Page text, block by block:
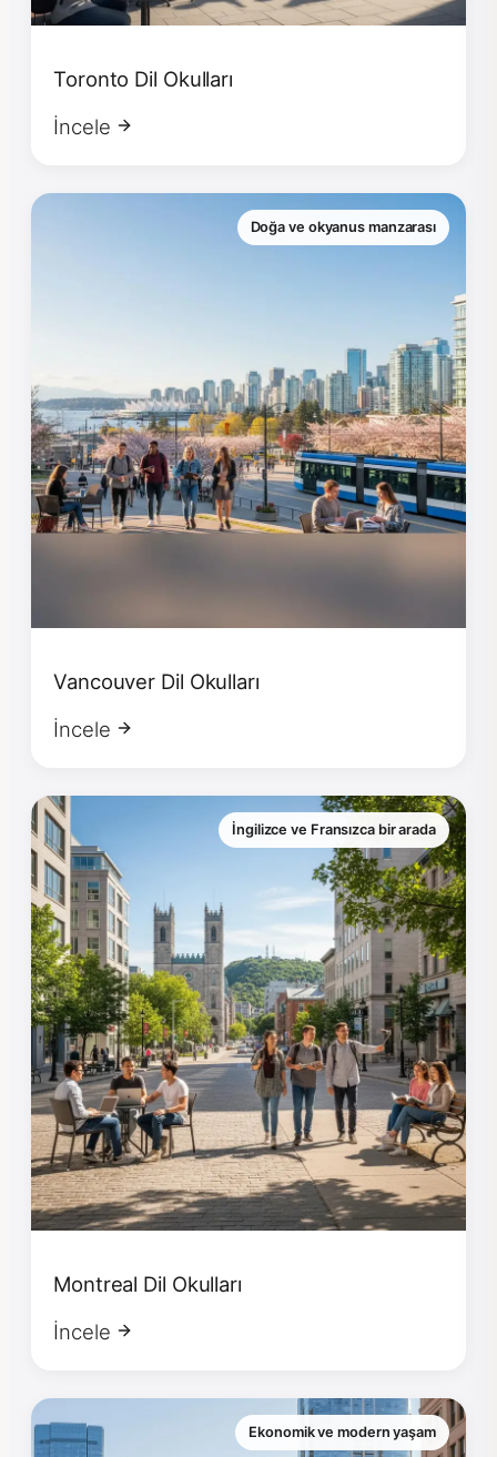
Toronto Dil Okulları
İncele
Doğa ve okyanus manzarası
Vancouver Dil Okulları
İncele
İngilizce ve Fransızca bir arada
Montreal Dil Okulları
İncele
Ekonomik ve modern yaşam